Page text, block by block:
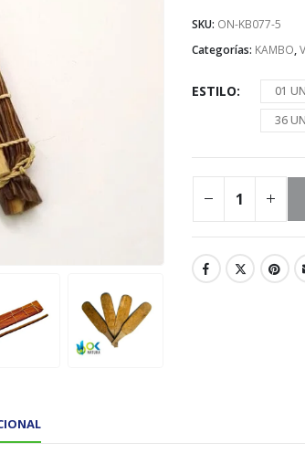
SKU: ON-KB077-5
Categorías: KAMBO,
ESTILO 01
36